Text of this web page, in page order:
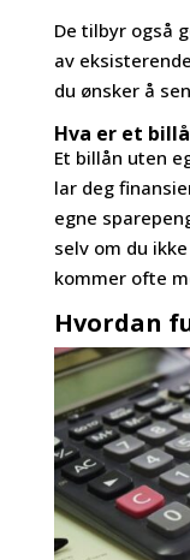
De tilbyr også
av
du ønsker å
Hva er et
Et billån uten
lar deg
egne
selv om du
kommer ofte
Hvordan